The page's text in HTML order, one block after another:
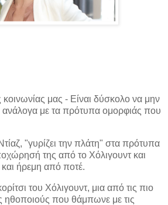
κοινωνίας μας - Είναι δύσκολο να μην
ανάλογα με τα πρότυπα ομορφιάς που
"γυρίζει την πλάτη" στα πρότυπα
της από το Χόλιγουντ και
και ήρεμη από ποτέ.
του Χόλιγουντ, μια από τις πιο
ηθοποιούς που θάμπωνε με τις